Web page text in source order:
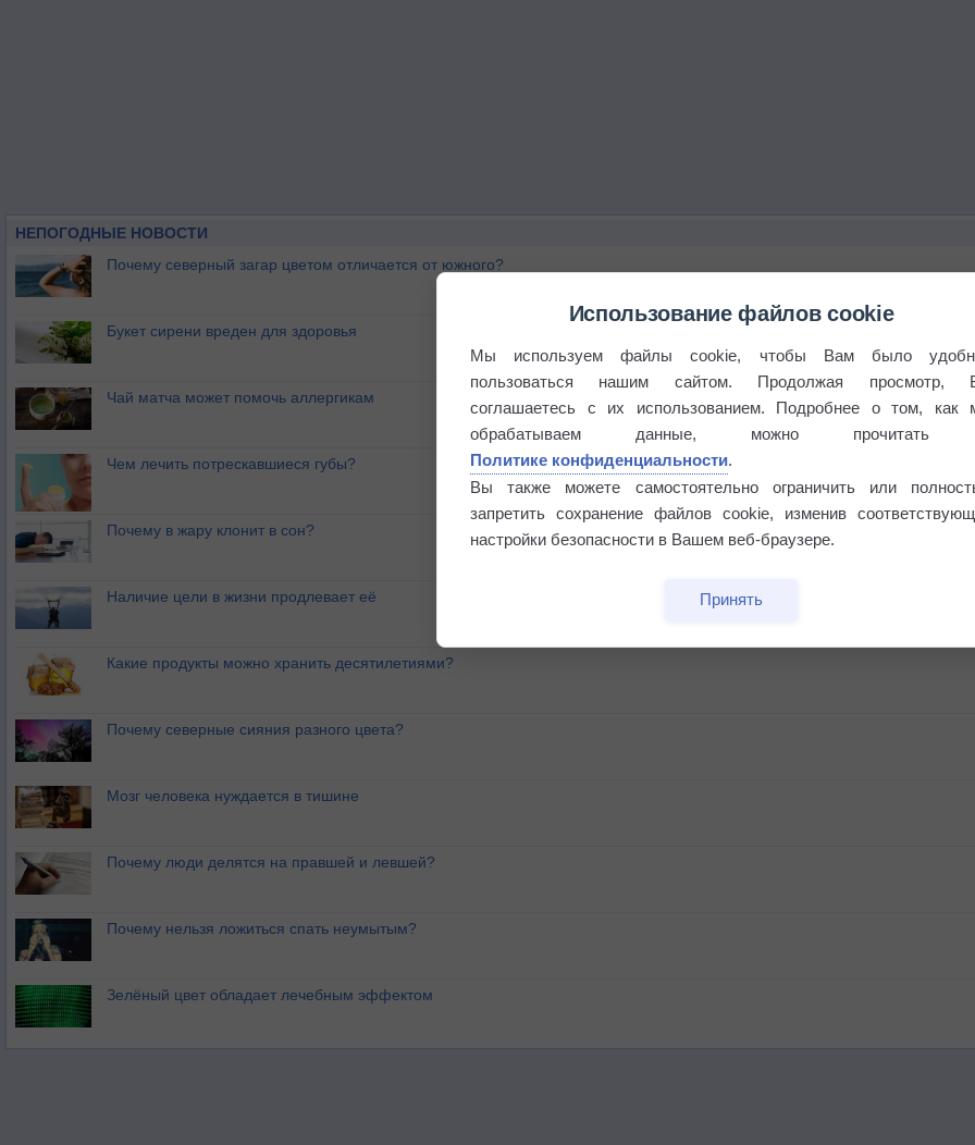
НЕПОГОДНЫЕ НОВОСТИ
Почему северный загар цветом отличается от южного?
Букет сирени вреден для здоровья
Чай матча может помочь аллергикам
Чем лечить потрескавшиеся губы?
Почему в жару клонит в сон?
Наличие цели в жизни продлевает её
Какие продукты можно хранить десятилетиями?
Почему северные сияния разного цвета?
Мозг человека нуждается в тишине
Почему люди делятся на правшей и левшей?
Почему нельзя ложиться спать неумытым?
Зелёный цвет обладает лечебным эффектом
Использование файлов cookie
Мы используем файлы cookie, чтобы Вам было
пользоваться нашим сайтом. Продолжая просмотр,
соглашаетесь с их использованием. Подробнее о том, как
обрабатываем данные, можно прочитать
Политике конфиденциальности.
Вы также можете самостоятельно ограничить или
запретить сохранение файлов cookie, изменив
настройки безопасности в Вашем веб-браузере.
Принять